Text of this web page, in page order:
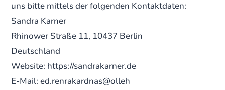
uns bitte mittels der folgenden Kontaktdaten:
Sandra Karner
Rhinower Straße 11, 10437 Berlin
Deutschland
Website: https://sandrakarner.de
E-Mail: ed.renrakardnas@olleh